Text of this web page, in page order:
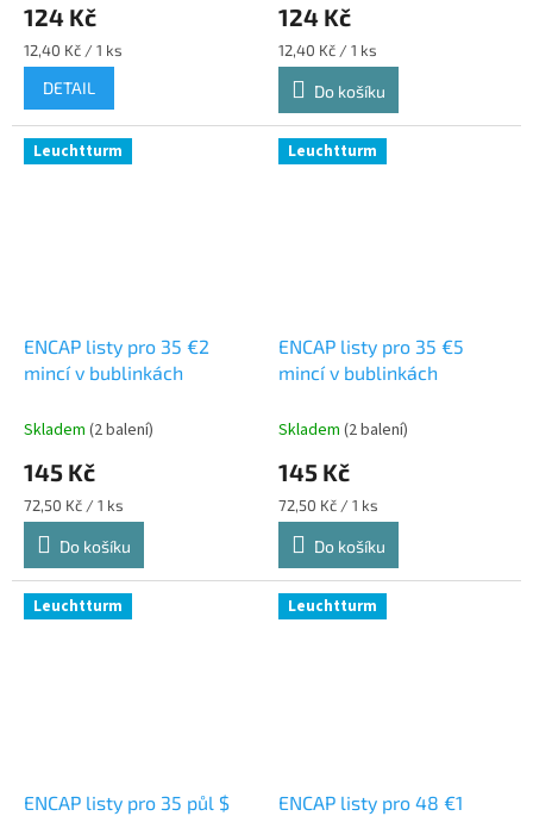
124 Kč
Měrná
cena:
12,40 Kč / 1 ks
DETAIL
124 Kč
Měrná
cena:
12,40 Kč / 1 ks
Do košíku
Leuchtturm
ENCAP listy pro 35 €2
mincí v bublinkách
Skladem (2 balení)
145 Kč
Měrná
cena:
72,50 Kč / 1 ks
Do košíku
Leuchtturm
ENCAP listy pro 35 €5
mincí v bublinkách
Skladem (2 balení)
145 Kč
Měrná
cena:
72,50 Kč / 1 ks
Do košíku
Leuchtturm
ENCAP listy pro 35 půl $
Leuchtturm
ENCAP listy pro 48 €1